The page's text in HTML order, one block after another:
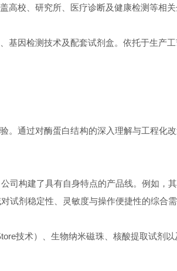
高校、研究所、医疗诊断及健康检测等相
基因检测技术及配套试剂盒。依托于生产
。通过对酶蛋白结构的深入理解与工程化
司构建了具有自身特点的产品线。例如，
试剂稳定性、灵敏度与操作便捷性的综合需
技术）、生物纳米磁珠、核酸提取试剂